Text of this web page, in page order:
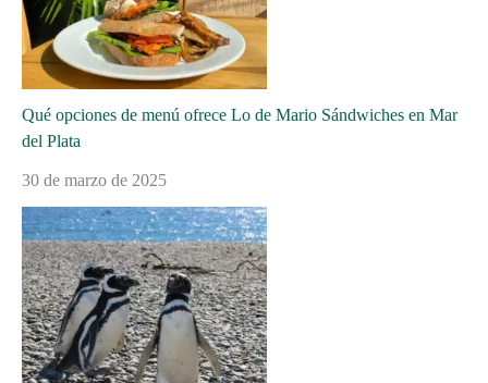
Qué opciones de menú ofrece Lo de Mario Sándwiches en Mar
del Plata
30 de marzo de 2025